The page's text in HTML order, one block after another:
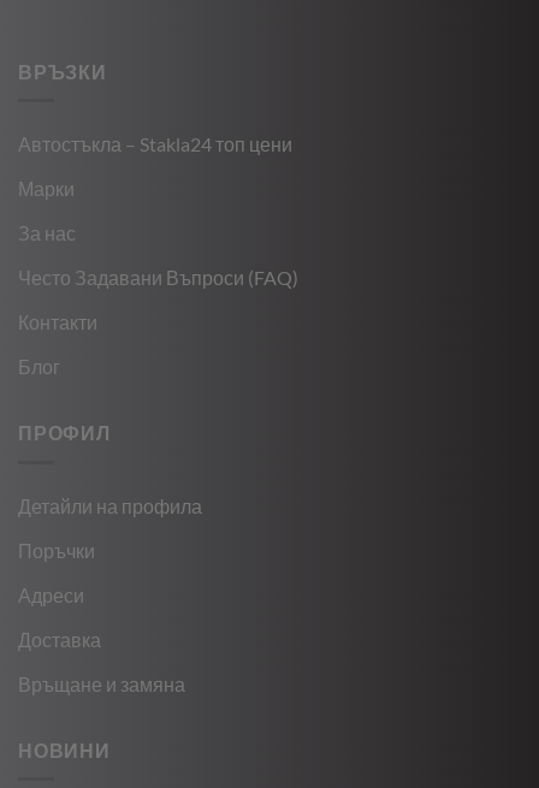
ВРЪЗКИ
Автостъкла – Stakla24 топ цени
Марки
За нас
Често Задавани Въпроси (FAQ)
Контакти
Блог
ПРОФИЛ
Детайли на профила
Поръчки
Адреси
Доставка
Връщане и замяна
НОВИНИ